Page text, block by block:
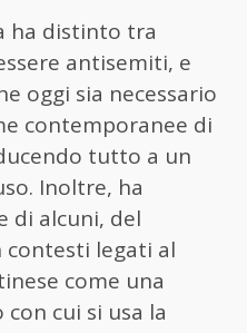
ha distinto tra
antisemiti, e
oggi sia necessario
contemporanee di
tutto a un
Inoltre, ha
di alcuni, del
contesti legati al
come una
con cui si usa la